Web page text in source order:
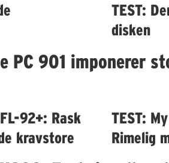
TEST:
disken
PC 901 imponerer
92+: Rask
kravstore
TEST:
Rimelig